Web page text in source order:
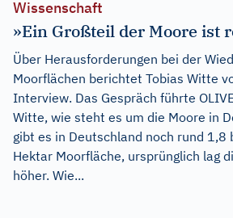
Wissenschaft
»Ein Großteil der Moore ist
Über Herausforderungen bei der
Moorflächen berichtet Tobias Witte
Interview. Das Gespräch führte
Witte, wie steht es um die Moore in
gibt es in Deutschland noch rund 1,8
Hektar Moorfläche, ursprünglich lag
höher. Wie...